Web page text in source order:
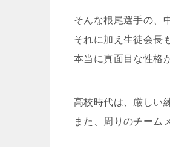
そんな根尾選手の、
それに加え生徒会長
本当に真面目な性格
高校時代は、厳しい
また、周りのチーム